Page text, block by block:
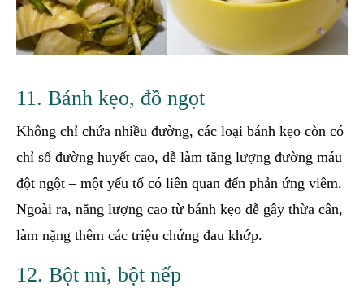
11. Bánh kẹo, đồ ngọt
Không chỉ chứa nhiều đường, các loại bánh kẹo còn có
chỉ số đường huyết cao, dễ làm tăng lượng đường máu
đột ngột – một yếu tố có liên quan đến phản ứng viêm.
Ngoài ra, năng lượng cao từ bánh kẹo dễ gây thừa cân,
làm nặng thêm các triệu chứng đau khớp.
12. Bột mì, bột nếp